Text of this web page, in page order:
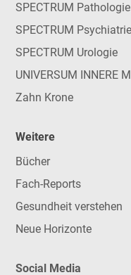
SPECTRUM Pathologie
SPECTRUM Psychiatrie
SPECTRUM Urologie
UNIVERSUM INNERE
Zahn Krone
Weitere
Bücher
Fach-Reports
Gesundheit verstehen
Neue Horizonte
Social Media